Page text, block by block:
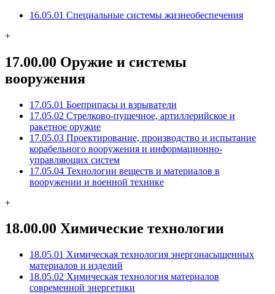
16.05.01 Специальные системы жизнеобеспечения
+
17.00.00 Оружие и системы
вооружения
17.05.01 Боеприпасы и взрыватели
17.05.02 Стрелково-пушечное, артиллерийское и
ракетное оружие
17.05.03 Проектирование, производство и испытание
корабельного вооружения и информационно-
управляющих систем
17.05.04 Технологии веществ и материалов в
вооружении и военной технике
+
18.00.00 Химические технологии
18.05.01 Химическая технология энергонасыщенных
материалов и изделий
18.05.02 Химическая технология материалов
современной энергетики